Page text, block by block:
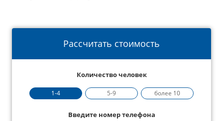
Рассчитать стоимость
Количество человек
1-4 5-9 более 10
Введите номер телефона